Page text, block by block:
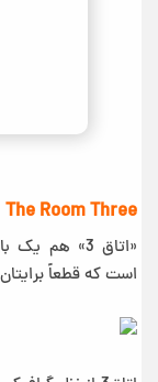
The Room Three
است که قطعاً